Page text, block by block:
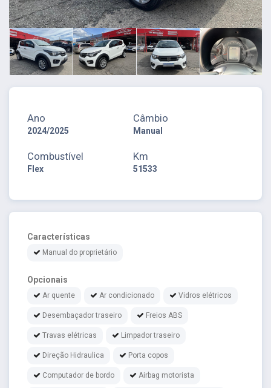
Ano
2024/2025
Câmbio
Manual
Combustível
Flex
Km
51533
Características
Manual do proprietário
Opcionais
Ar quente Ar condicionado Vidros elétricos
Desembaçador traseiro Freios ABS
Travas elétricas Limpador traseiro
Direção Hidraulica Porta copos
Computador de bordo Airbag motorista